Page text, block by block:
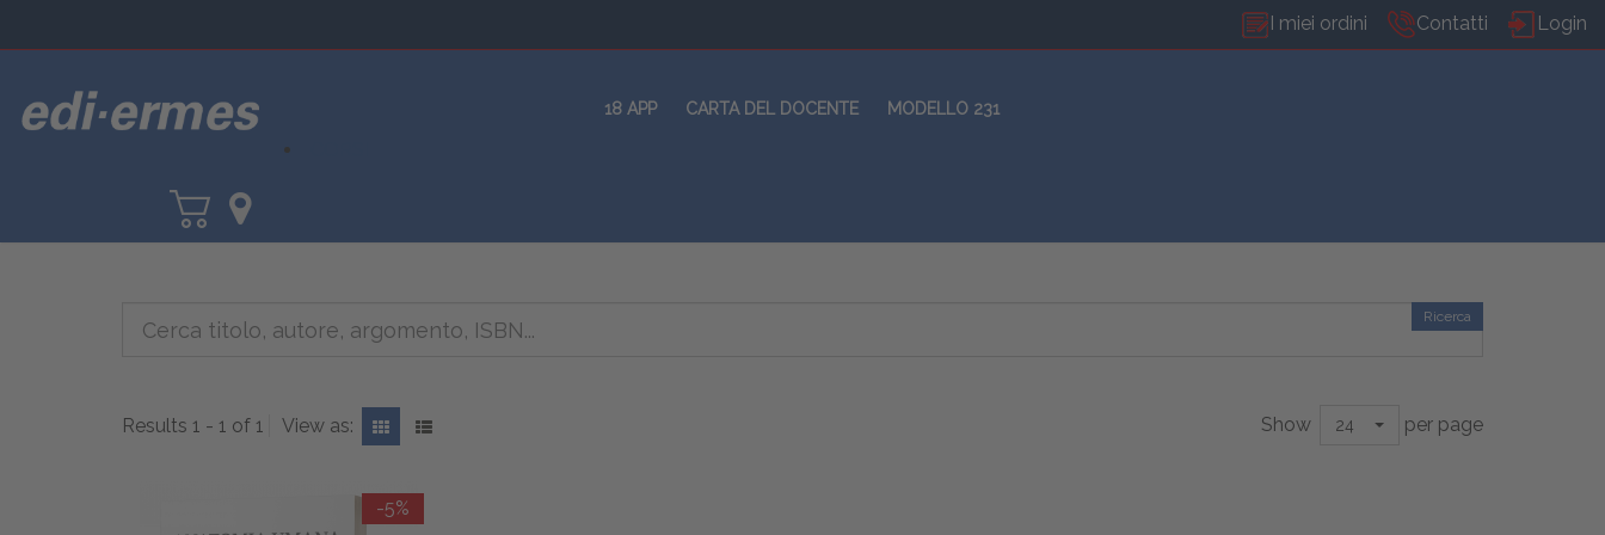
I miei ordini Contatti Login
18 APP CARTA DEL DOCENTE MODELLO 231
Ricerca
Results 1 - 1 of 1 View as: Show 24 per page
-5%